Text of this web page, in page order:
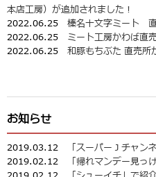
本店工房）が追加されました！
2022.06.25 榛名十文字ミート
2022.06.25 ミート工房かわば直
2022.06.25 和豚もちぶた 直売所
お知らせ
2019.03.12
「スーパーＪチャン
2019.02.12
「帰れマンデー見っ